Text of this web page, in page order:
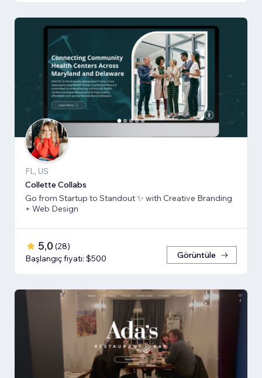
FL, US
Collette Collabs
Go from Startup to Standout ✨ with Creative Branding
+ Web Design
5,0 (28)
Başlangıç fiyatı: $500
Görüntüle